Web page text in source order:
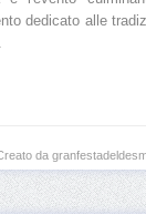
dedicato alle
da